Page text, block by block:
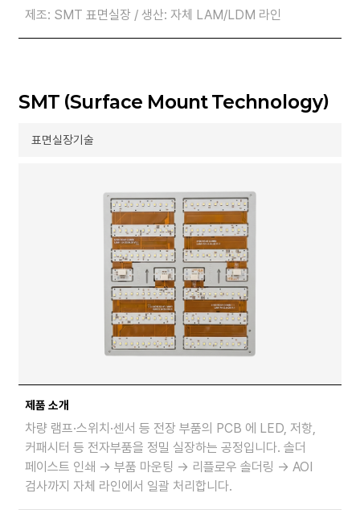
제조: SMT 표면실장 / 생산: 자체 LAM/LDM 라인
SMT (Surface Mount Technology)
표면실장기술
제품 소개
차량 램프·스위치·센서 등 전장 부품의 PCB 에 LED, 저항,
커패시터 등 전자부품을 정밀 실장하는 공정입니다. 솔더
페이스트 인쇄 → 부품 마운팅 → 리플로우 솔더링 → AOI
검사까지 자체 라인에서 일괄 처리합니다.